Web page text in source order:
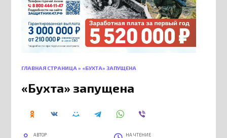
ГЛАВНАЯ СТРАНИЦА » «БУХТА» ЗАПУЩЕНА
«Бухта» запущена
АВТОР НА ЧТЕНИЕ